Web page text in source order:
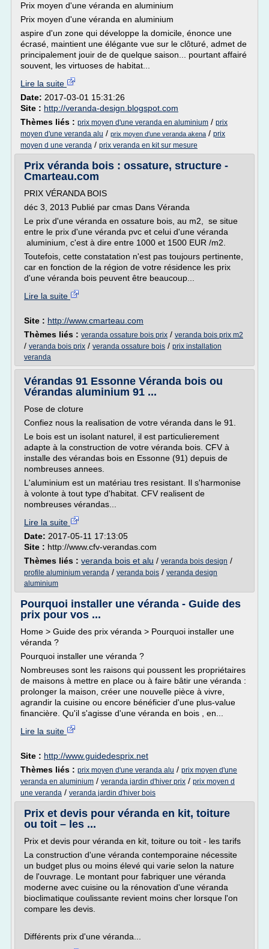
Prix moyen d'une véranda en aluminium
Prix moyen d'une véranda en aluminium
aspire d'un zone qui développe la domicile, énonce une
écrasé, maintient une élégante vue sur le clôturé, admet de
principalement jouir de de quelque saison... pourtant affairé
souvent, les virtuoses de habitat...
Lire la suite
Date: 2017-03-01 15:31:26
Site : http://veranda-design.blogspot.com
Thèmes liés : prix moyen d'une veranda en aluminium / prix
moyen d'une veranda alu / prix moyen d'une veranda akena / prix
moyen d une veranda / prix veranda en kit sur mesure
Prix véranda bois : ossature, structure -
Cmarteau.com
PRIX VÉRANDA BOIS
déc 3, 2013 Publié par cmas Dans Véranda
Le prix d'une véranda en ossature bois, au m2, se situe
entre le prix d'une véranda pvc et celui d'une véranda
aluminium, c'est à dire entre 1000 et 1500 EUR /m2.
Toutefois, cette constatation n'est pas toujours pertinente,
car en fonction de la région de votre résidence les prix
d'une véranda bois peuvent être beaucoup...
Lire la suite
Site : http://www.cmarteau.com
Thèmes liés : veranda ossature bois prix / veranda bois prix m2
/ veranda bois prix / veranda ossature bois / prix installation
veranda
Vérandas 91 Essonne Véranda bois ou
Vérandas aluminium 91 ...
Pose de cloture
Confiez nous la realisation de votre véranda dans le 91.
Le bois est un isolant naturel, il est particulierement
adapte à la construction de votre véranda bois. CFV à
installe des vérandas bois en Essonne (91) depuis de
nombreuses annees.
L'aluminium est un matériau tres resistant. Il s'harmonise
à volonte à tout type d'habitat. CFV realisent de
nombreuses vérandas...
Lire la suite
Date: 2017-05-11 17:13:05
Site : http://www.cfv-verandas.com
Thèmes liés : veranda bois et alu / veranda bois design /
profile aluminium veranda / veranda bois / veranda design
aluminium
Pourquoi installer une véranda - Guide des
prix pour vos ...
Home > Guide des prix véranda > Pourquoi installer une
véranda ?
Pourquoi installer une véranda ?
Nombreuses sont les raisons qui poussent les propriétaires
de maisons à mettre en place ou à faire bâtir une véranda :
prolonger la maison, créer une nouvelle pièce à vivre,
agrandir la cuisine ou encore bénéficier d'une plus-value
financière. Qu'il s'agisse d'une véranda en bois , en...
Lire la suite
Site : http://www.guidedesprix.net
Thèmes liés : prix moyen d'une veranda alu / prix moyen d'une
veranda en aluminium / veranda jardin d'hiver prix / prix moyen d
une veranda / veranda jardin d'hiver bois
Prix et devis pour véranda en kit, toiture
ou toit – les ...
Prix et devis pour véranda en kit, toiture ou toit - les tarifs
La construction d'une véranda contemporaine nécessite
un budget plus ou moins élevé qui varie selon la nature
de l'ouvrage. Le montant pour fabriquer une véranda
moderne avec cuisine ou la rénovation d'une véranda
bioclimatique coulissante revient moins cher lorsque l'on
compare les devis.
Différents prix d'une véranda...